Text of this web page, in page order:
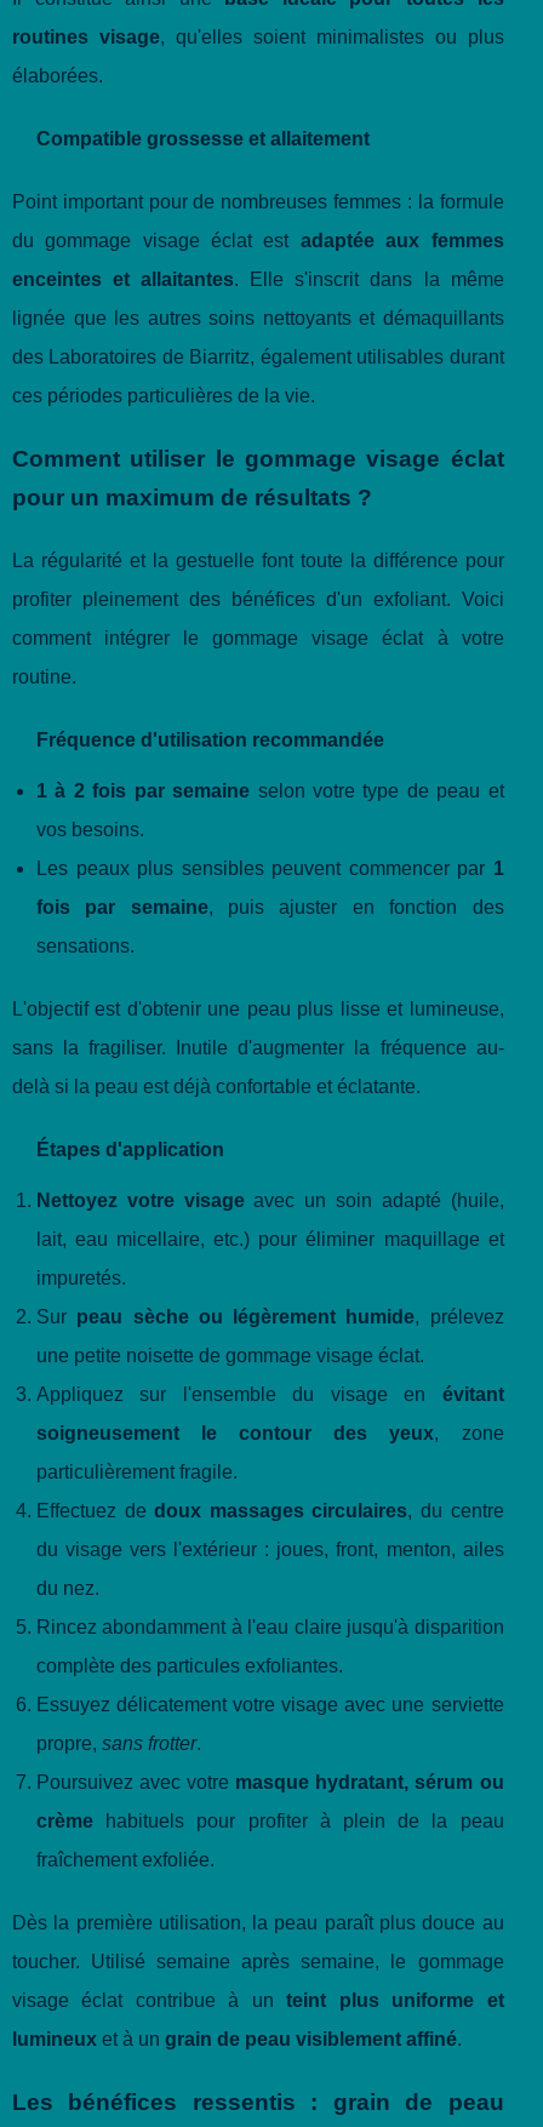
routines visage, qu'elles soient minimalistes ou plus
élaborées.
Compatible grossesse et allaitement
Point important pour de nombreuses femmes : la formule
du gommage visage éclat est adaptée aux femmes
enceintes et allaitantes. Elle s'inscrit dans la même
lignée que les autres soins nettoyants et démaquillants
des Laboratoires de Biarritz, également utilisables durant
ces périodes particulières de la vie.
Comment utiliser le gommage visage éclat
pour un maximum de résultats ?
La régularité et la gestuelle font toute la différence pour
profiter pleinement des bénéfices d'un exfoliant. Voici
comment intégrer le gommage visage éclat à votre
routine.
Fréquence d'utilisation recommandée
1 à 2 fois par semaine selon votre type de peau et
vos besoins.
Les peaux plus sensibles peuvent commencer par 1
fois par semaine, puis ajuster en fonction des
sensations.
L'objectif est d'obtenir une peau plus lisse et lumineuse,
sans la fragiliser. Inutile d'augmenter la fréquence au-
delà si la peau est déjà confortable et éclatante.
Étapes d'application
Nettoyez votre visageavec un soin adapté (huile,
lait, eau micellaire, etc.) pour éliminer maquillage et
impuretés.
Sur peau sèche ou légèrement humide, prélevez
une petite noisette de gommage visage éclat.
Appliquez sur l'ensemble du visage en évitant
soigneusement le contour des yeux, zone
particulièrement fragile.
Effectuez dedoux massages circulaires, du centre
du visage vers l'extérieur : joues, front, menton, ailes
du nez.
Rincez abondamment à l'eau claire jusqu'à disparition
complète des particules exfoliantes.
Essuyez délicatement votre visage avec une serviette
propre, sans frotter.
Poursuivez avec votre masque hydratant, sérum ou
crème habituels pour profiter à plein de la peau
fraîchement exfoliée.
Dès la première utilisation, la peau paraît plus douce au
toucher. Utilisé semaine après semaine, le gommage
visage éclat contribue à unteint plus uniforme et
lumineux et à un grain de peau visiblement affiné.
Les bénéfices ressentis : grain de peau